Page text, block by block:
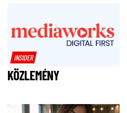
INSIDER
KÖZLEMÉNY